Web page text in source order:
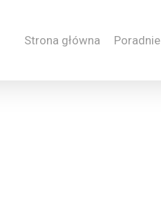
Strona główna Poradnie